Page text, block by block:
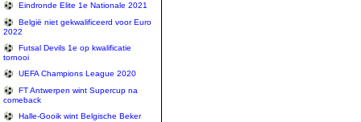
Eindronde Elite 1e Nationale 2021
België niet gekwalificeerd voor Euro
2022
Futsal Devils 1e op kwalificatie
tornooi
UEFA Champions League 2020
FT Antwerpen wint Supercup na
comeback
Halle-Gooik wint Belgische Beker